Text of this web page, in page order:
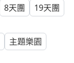
8天團 19天團
主題樂園